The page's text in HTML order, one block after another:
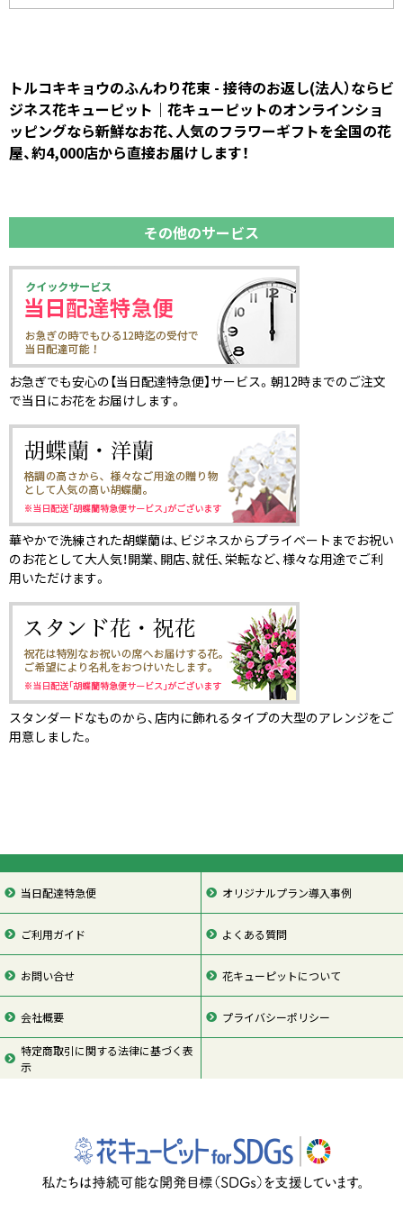
トルコキキョウのふんわり花束 - 接待のお返し(法人）ならビ
ジネス花キューピット｜花キューピットのオンラインショ
ッピングなら新鮮なお花、人気のフラワーギフトを全国の花
屋、約4,000店から直接お届けします！
その他のサービス
お急ぎでも安心の【当日配達特急便】サービス。朝12時までのご注文
で当日にお花をお届けします。
華やかで洗練された胡蝶蘭は、ビジネスからプライベートまでお祝い
のお花として大人気！開業、開店、就任、栄転など、様々な用途でご利
用いただけます。
スタンダードなものから、店内に飾れるタイプの大型のアレンジをご
用意しました。
当日配達特急便 オリジナルプラン導入事例
ご利用ガイド よくある質問
お問い合せ 花キューピットについて
会社概要 プライバシーポリシー
特定商取引に関する法律に基づく表
示
ページの先頭